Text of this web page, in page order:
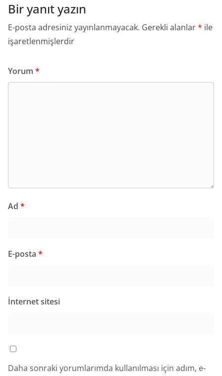
Bir yanıt yazın
E-posta adresiniz yayınlanmayacak. Gerekli alanlar* ile
işaretlenmişlerdir
Yorum *
Ad *
E-posta *
İnternet sitesi
Daha sonraki yorumlarımda kullanılması için adım, e-